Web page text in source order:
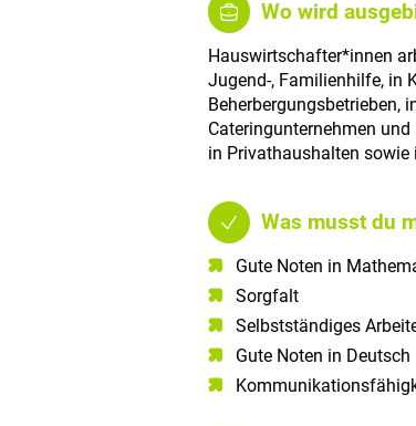
Wo wird
Hauswirtschafter*innen
Jugend-, Familienhilfe, in
Beherbergungsbetrieben,
Cateringunternehmen
in Privathaushalten
Was musst du
Gute Noten in
Sorgfalt​
Selbstständiges
Gute Noten in Deutsch​